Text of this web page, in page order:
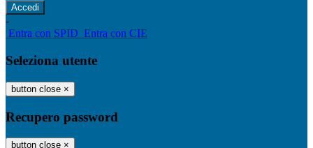
-
Entra con SPID Entra con CIE
Seleziona utente
button close ×
Recupero password
button close ×